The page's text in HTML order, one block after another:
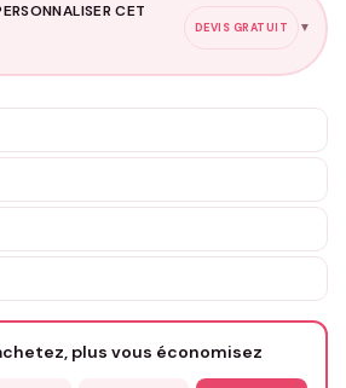
CET
DEVIS GRATUIT ▼
sur mesure
de 3 à 10€ selon la demande
*
plus vous économisez